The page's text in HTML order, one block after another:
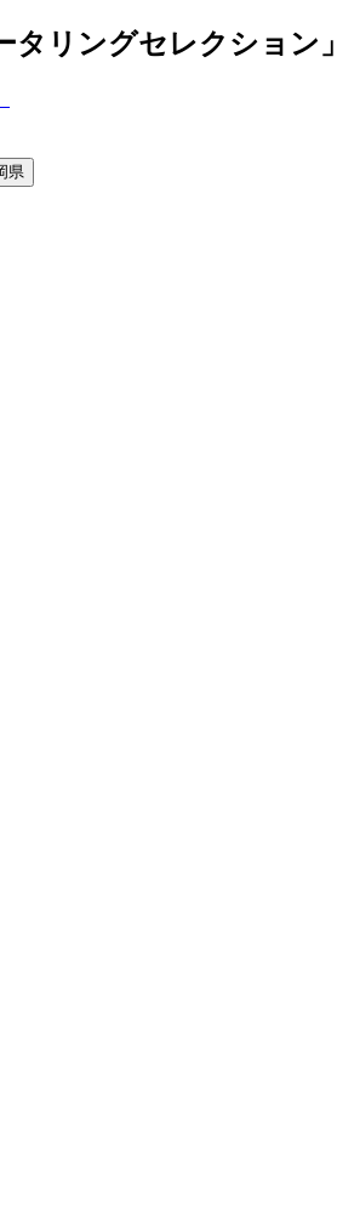
リングセレクション
県